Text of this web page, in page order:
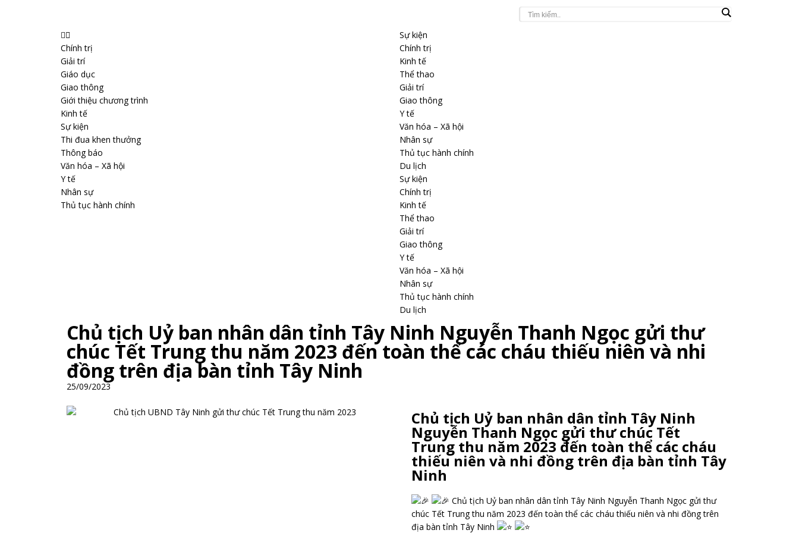
Chính trị
Giải trí
Giáo dục
Giao thông
Giới thiệu chương trình
Kinh tế
Sự kiện
Thi đua khen thưởng
Thông báo
Văn hóa – Xã hội
Y tế
Nhân sự
Thủ tục hành chính
Sự kiện
Chính trị
Kinh tế
Thể thao
Giải trí
Giao thông
Y tế
Văn hóa – Xã hội
Nhân sự
Thủ tục hành chính
Du lịch
Sự kiện
Chính trị
Kinh tế
Thể thao
Giải trí
Giao thông
Y tế
Văn hóa – Xã hội
Nhân sự
Thủ tục hành chính
Du lịch
Chủ tịch Uỷ ban nhân dân tỉnh Tây Ninh Nguyễn Thanh Ngọc gửi thư
chúc Tết Trung thu năm 2023 đến toàn thể các cháu thiếu niên và nhi
đồng trên địa bàn tỉnh Tây Ninh
25/09/2023
Chủ tịch Uỷ ban nhân dân tỉnh Tây Ninh
Nguyễn Thanh Ngọc gửi thư chúc Tết
Trung thu năm 2023 đến toàn thể các cháu
thiếu niên và nhi đồng trên địa bàn tỉnh Tây
Ninh
Chủ tịch Uỷ ban nhân dân tỉnh Tây Ninh Nguyễn Thanh Ngọc gửi thư
chúc Tết Trung thu năm 2023 đến toàn thể các cháu thiếu niên và nhi đồng trên
địa bàn tỉnh Tây Ninh